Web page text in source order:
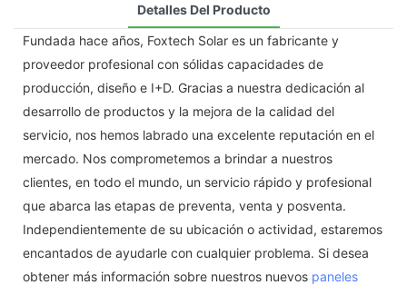
Detalles Del Producto
Fundada hace años, Foxtech Solar es un fabricante y
proveedor profesional con sólidas capacidades de
producción, diseño e I+D. Gracias a nuestra dedicación al
desarrollo de productos y la mejora de la calidad del
servicio, nos hemos labrado una excelente reputación en el
mercado. Nos comprometemos a brindar a nuestros
clientes, en todo el mundo, un servicio rápido y profesional
que abarca las etapas de preventa, venta y posventa.
Independientemente de su ubicación o actividad, estaremos
encantados de ayudarle con cualquier problema. Si desea
obtener más información sobre nuestros nuevos paneles